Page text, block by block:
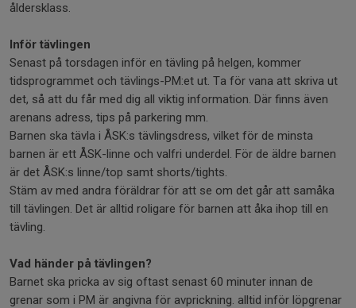
åldersklass.
Inför tävlingen
Senast på torsdagen inför en tävling på helgen, kommer
tidsprogrammet och tävlings-PM:et ut. Ta för vana att skriva ut
det, så att du får med dig all viktig information. Där finns även
arenans adress, tips på parkering mm.
Barnen ska tävla i ÅSK:s tävlingsdress, vilket för de minsta
barnen är ett ÅSK-linne och valfri underdel. För de äldre barnen
är det ÅSK:s linne/top samt shorts/tights.
Stäm av med andra föräldrar för att se om det går att samåka
till tävlingen. Det är alltid roligare för barnen att åka ihop till en
tävling.
Vad händer på tävlingen?
Barnet ska pricka av sig oftast senast 60 minuter innan de
grenar som i PM är angivna för avprickning. alltid inför löpgrenar